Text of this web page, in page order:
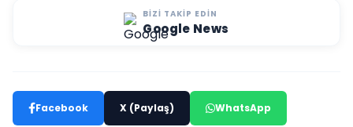
BIZI TAKIP EDIN
Google News
Facebook X (Paylaş) WhatsApp